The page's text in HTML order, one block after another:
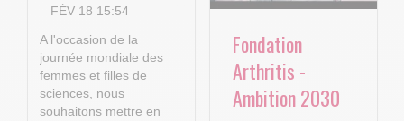
FÉV 18 15:54
A l'occasion de la
journée mondiale des
femmes et filles de
sciences, nous
souhaitons mettre en
Fondation
Arthritis -
Ambition 2030